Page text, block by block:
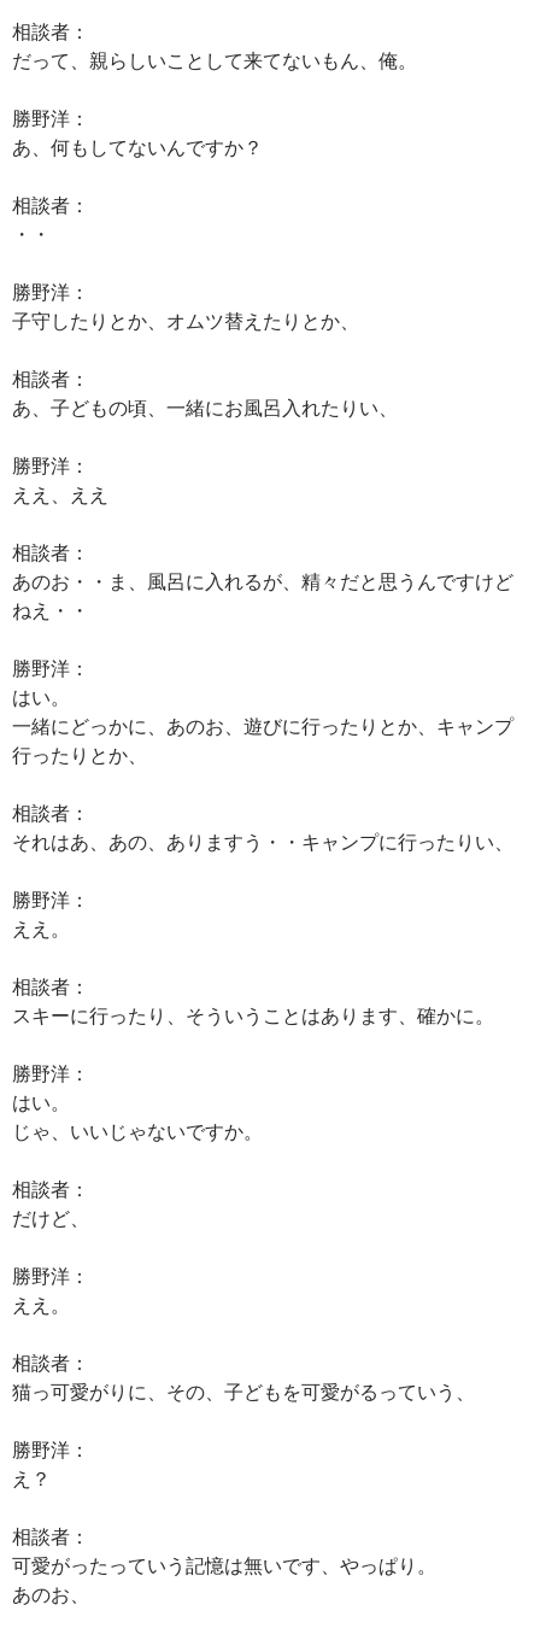
相談者：
だって、親らしいことして来てないもん、俺。
勝野洋：
あ、何もしてないんですか？
相談者：
・・
勝野洋：
子守したりとか、オムツ替えたりとか、
相談者：
あ、子どもの頃、一緒にお風呂入れたりい、
勝野洋：
ええ、ええ
相談者：
あのお・・ま、風呂に入れるが、精々だと思うんですけど
ねえ・・
勝野洋：
はい。
一緒にどっかに、あのお、遊びに行ったりとか、キャンプ
行ったりとか、
相談者：
それはあ、あの、ありますう・・キャンプに行ったりい、
勝野洋：
ええ。
相談者：
スキーに行ったり、そういうことはあります、確かに。
勝野洋：
はい。
じゃ、いいじゃないですか。
相談者：
だけど、
勝野洋：
ええ。
相談者：
猫っ可愛がりに、その、子どもを可愛がるっていう、
勝野洋：
え？
相談者：
可愛がったっていう記憶は無いです、やっぱり。
あのお、